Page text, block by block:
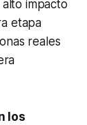
impacto
etapa
reales
los